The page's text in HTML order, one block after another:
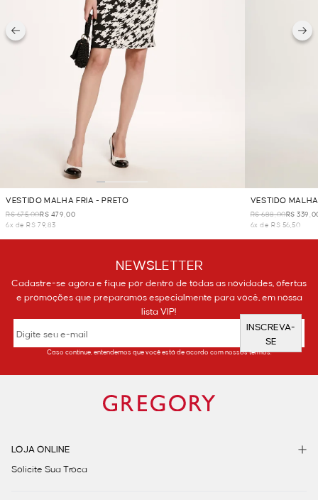
VESTIDO MALHA FRIA - PRETO
R$ 675,00R$ 479,00
6x de R$ 79,83
VESTIDO
R$ 688,00R$
6x de R$ 56,50
NEWSLETTER
Cadastre-se agora e fique por dentro de todas as novidades, ofertas
e promoções que preparamos especialmente para você, em nossa
lista VIP!
INSCREVA-
SE
Caso continue, entendemos que você está de acordo com nossos termos.
LOJA ONLINE
Solicite Sua Troca